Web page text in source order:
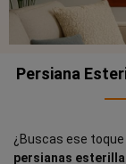
Persiana
¿Buscas ese toque
persianas